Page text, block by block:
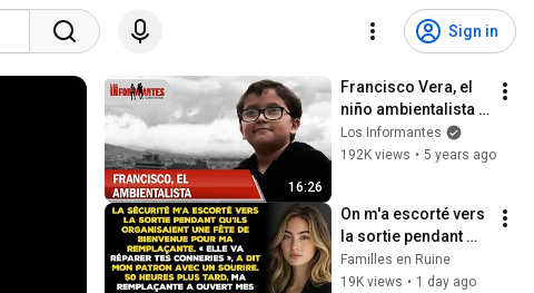
Sign in
16:26
Francisco Vera, el
niño ambientalista
que sueña con
salvar al planeta
Los Informantes
192K views • 5 years ago
On m'a escorté vers
la sortie pendant
qu'ils fêtaient
l'arrivée de ma
Familles en Ruine
19K views • 1 day ago